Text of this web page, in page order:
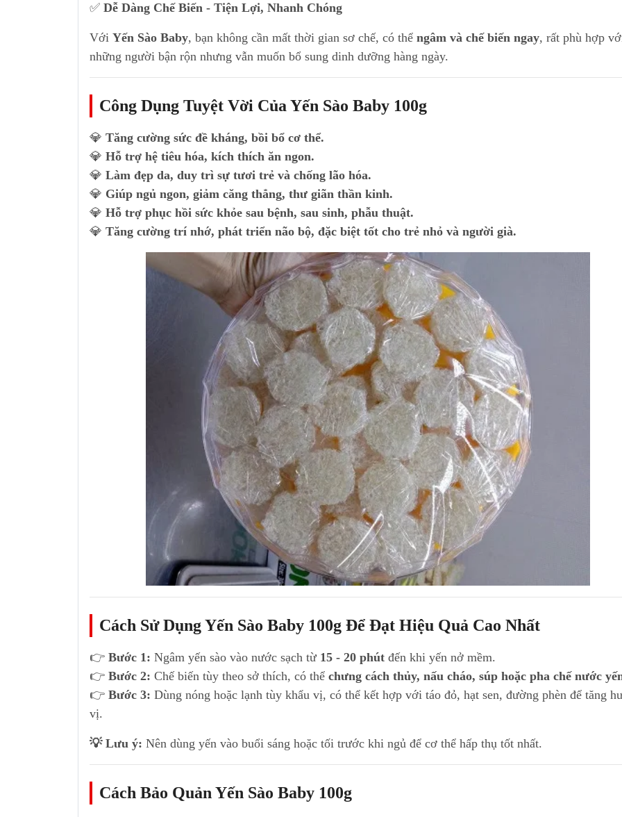
✅ Dễ Dàng Chế Biến - Tiện Lợi, Nhanh Chóng
Với Yến Sào Baby, bạn không cần mất thời gian sơ chế, có thể ngâm và chế biến ngay, rất phù hợp
những người bận rộn nhưng vẫn muốn bổ sung dinh dưỡng hàng ngày.
Công Dụng Tuyệt Vời Của Yến Sào Baby 100g
💎 Tăng cường sức đề kháng, bồi bổ cơ thể.
💎 Hỗ trợ hệ tiêu hóa, kích thích ăn ngon.
💎 Làm đẹp da, duy trì sự tươi trẻ và chống lão hóa.
💎 Giúp ngủ ngon, giảm căng thẳng, thư giãn thần kinh.
💎 Hỗ trợ phục hồi sức khỏe sau bệnh, sau sinh, phẫu thuật.
💎 Tăng cường trí nhớ, phát triển não bộ, đặc biệt tốt cho trẻ nhỏ và người già.
Cách Sử Dụng Yến Sào Baby 100g Để Đạt Hiệu Quả Cao Nhất
👉 Bước 1: Ngâm yến sào vào nước sạch từ 15 - 20 phút đến khi yến nở mềm.
👉 Bước 2: Chế biến tùy theo sở thích, có thể chưng cách thủy, nấu cháo, súp hoặc pha chế nước
👉 Bước 3: Dùng nóng hoặc lạnh tùy khẩu vị, có thể kết hợp với táo đỏ, hạt sen, đường phèn để tăng
vị.
💡 Lưu ý: Nên dùng yến vào buổi sáng hoặc tối trước khi ngủ để cơ thể hấp thụ tốt nhất.
Cách Bảo Quản Yến Sào Baby 100g